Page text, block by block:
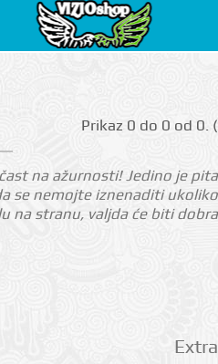
Prikаz 0 do 0 оd 0.
na ažurnosti! Jedino je
se nemojte iznenaditi
na stranu, valjda će biti